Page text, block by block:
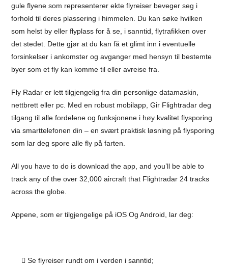
gule flyene som representerer ekte flyreiser beveger seg i
forhold til deres plassering i himmelen. Du kan søke hvilken
som helst by eller flyplass for å se, i sanntid, flytrafikken over
det stedet. Dette gjør at du kan få et glimt inn i eventuelle
forsinkelser i ankomster og avganger med hensyn til bestemte
byer som et fly kan komme til eller avreise fra.
Fly Radar er lett tilgjengelig fra din personlige datamaskin,
nettbrett eller pc. Med en robust mobilapp, Gir Flightradar deg
tilgang til alle fordelene og funksjonene i høy kvalitet flysporing
via smarttelefonen din – en svært praktisk løsning på flysporing
som lar deg spore alle fly på farten.
All you have to do is download the app, and you’ll be able to
track any of the over 32,000 aircraft that Flightradar 24 tracks
across the globe.
Appene, som er tilgjengelige på iOS Og Android, lar deg:
Se flyreiser rundt om i verden i sanntid;